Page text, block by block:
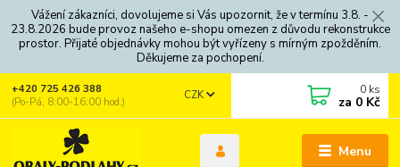
Vážení zákazníci, dovolujeme si Vás upozornit, že v termínu 3.8. -
23.8.2026 bude provoz našeho e-shopu omezen z důvodu rekonstrukce
prostor. Přijaté objednávky mohou být vyřízeny s mírným zpožděním.
Děkujeme za pochopení.
Menu
CZK
+420 725 426 388
(Po-Pá, 8:00-16:00 hod.)
0 ks
za 0 Kč